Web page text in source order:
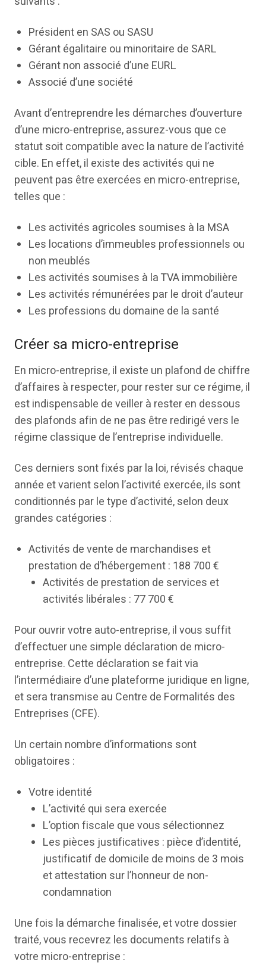
Président en SAS ou SASU
Gérant égalitaire ou minoritaire de SARL
Gérant non associé d’une EURL
Associé d’une société
Avant d’entreprendre les démarches d’ouverture
d’une micro-entreprise, assurez-vous que ce
statut soit compatible avec la nature de l’activité
cible. En effet, il existe des activités qui ne
peuvent pas être exercées en micro-entreprise,
telles que :
Les activités agricoles soumises à la MSA
Les locations d’immeubles professionnels ou
non meublés
Les activités soumises à la TVA immobilière
Les activités rémunérées par le droit d’auteur
Les professions du domaine de la santé
Créer sa micro-entreprise
En micro-entreprise, il existe un plafond de chiffre
d’affaires à respecter, pour rester sur ce régime, il
est indispensable de veiller à rester en dessous
des plafonds afin de ne pas être redirigé vers le
régime classique de l’entreprise individuelle.
Ces derniers sont fixés par la loi, révisés chaque
année et varient selon l’activité exercée, ils sont
conditionnés par le type d’activité, selon deux
grandes catégories :
Activités de vente de marchandises et
prestation de d’hébergement : 188 700 €
Activités de prestation de services et
activités libérales : 77 700 €
Pour ouvrir votre auto-entreprise, il vous suffit
d’effectuer une simple déclaration de micro-
entreprise. Cette déclaration se fait via
l’intermédiaire d’une plateforme juridique en ligne,
et sera transmise au Centre de Formalités des
Entreprises (CFE).
Un certain nombre d’informations sont
obligatoires :
Votre identité
L’activité qui sera exercée
L’option fiscale que vous sélectionnez
Les pièces justificatives : pièce d’identité,
justificatif de domicile de moins de 3 mois
et attestation sur l’honneur de non-
condamnation
Une fois la démarche finalisée, et votre dossier
traité, vous recevrez les documents relatifs à
votre micro-entreprise :